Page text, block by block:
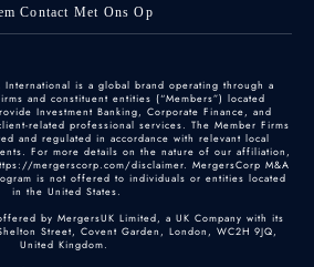
Contact Met Ons Op
is a global brand operating through a
and constituent entities (“Members”) located
Investment Banking, Corporate Finance, and
related professional services. The Member Firms
and regulated in accordance with relevant local
For more details on the nature of our affiliation,
mergerscorp.com/disclaimer. MergersCorp M&A
is not offered to individuals or entities located
in the United States.
by MergersUK Limited, a UK Company with its
Street, Covent Garden, London, WC2H 9JQ,
United Kingdom.